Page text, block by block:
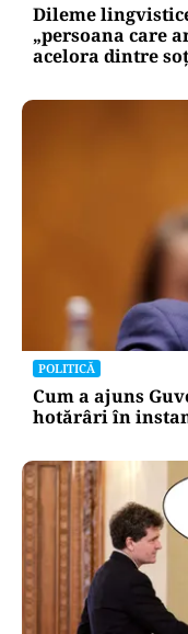
Dileme
„persoana care
acelora dintre
POLITICĂ
Cum a ajuns
hotărâri în